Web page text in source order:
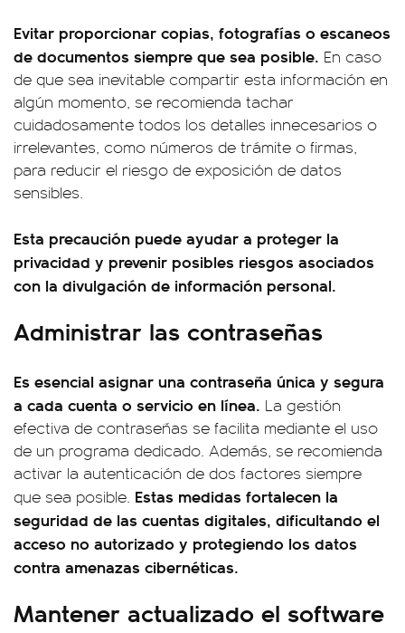
Evitar proporcionar copias, fotografías o escaneos
de documentos siempre que sea posible. En caso
de que sea inevitable compartir esta información en
algún momento, se recomienda tachar
cuidadosamente todos los detalles innecesarios o
irrelevantes, como números de trámite o firmas,
para reducir el riesgo de exposición de datos
sensibles.
Esta precaución puede ayudar a proteger la
privacidad y prevenir posibles riesgos asociados
con la divulgación de información personal.
Administrar las contraseñas
Es esencial asignar una contraseña única y segura
a cada cuenta o servicio en línea. La gestión
efectiva de contraseñas se facilita mediante el uso
de un programa dedicado. Además, se recomienda
activar la autenticación de dos factores siempre
que sea posible. Estas medidas fortalecen la
seguridad de las cuentas digitales, dificultando el
acceso no autorizado y protegiendo los datos
contra amenazas cibernéticas.
Mantener actualizado el software